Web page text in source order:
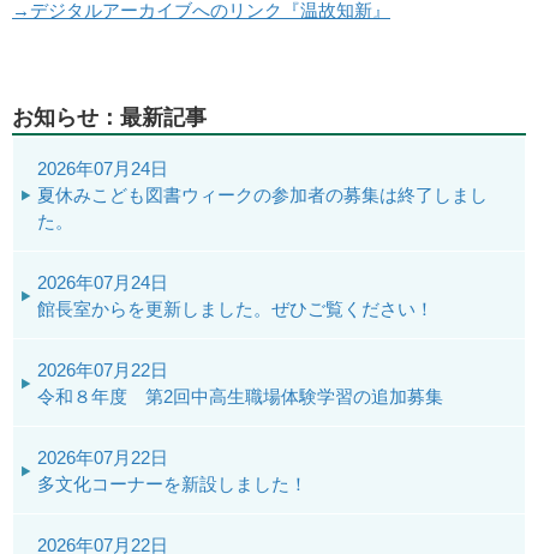
→デジタルアーカイブへのリンク『温故知新』
お知らせ：最新記事
2026年07月24日
夏休みこども図書ウィークの参加者の募集は終了しまし
た。
2026年07月24日
館長室からを更新しました。ぜひご覧ください！
2026年07月22日
令和８年度 第2回中高生職場体験学習の追加募集
2026年07月22日
多文化コーナーを新設しました！
2026年07月22日